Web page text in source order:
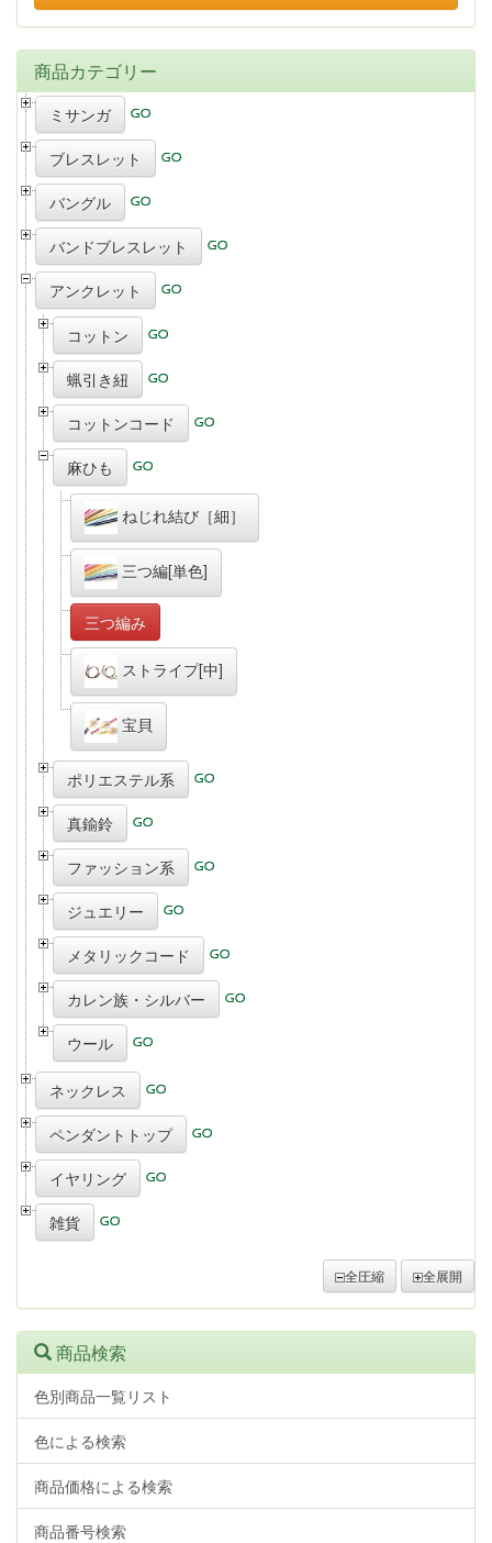
商品カテゴリー
ミサンガ
ブレスレット
バングル
バンドブレスレット
アンクレット
コットン
蝋引き紐
コットンコード
麻ひも
ねじれ結び［細］
三つ編[単色]
三つ編み
ストライプ[中]
宝貝
ポリエステル系
真鍮鈴
ファッション系
ジュエリー
メタリックコード
カレン族・シルバー
ウール
ネックレス
ペンダントトップ
イヤリング
雑貨
全圧縮 全展開
商品検索
色別商品一覧リスト
色による検索
商品価格による検索
商品番号検索